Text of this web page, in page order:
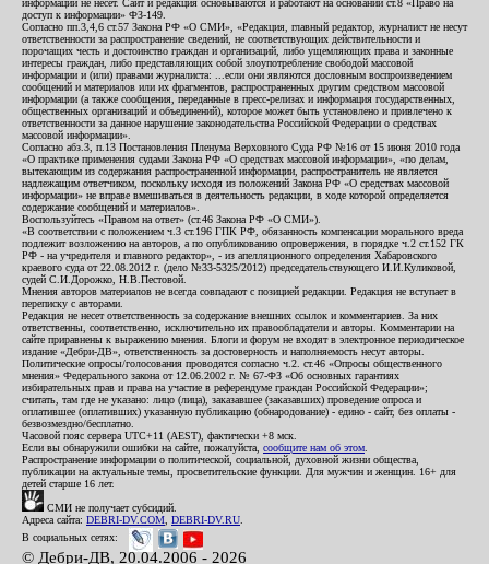
информации не несет. Сайт и редакция основываются и работают на основании ст.8 «Право на
доступ к информации» ФЗ-149.
Согласно пп.3,4,6 ст.57 Закона РФ «О СМИ», «Редакция, главный редактор, журналист не несут
ответственности за распространение сведений, не соответствующих действительности и
порочащих честь и достоинство граждан и организаций, либо ущемляющих права и законные
интересы граждан, либо представляющих собой злоупотребление свободой массовой
информации и (или) правами журналиста: ...если они являются дословным воспроизведением
сообщений и материалов или их фрагментов, распространенных другим средством массовой
информации (а также сообщения, переданные в пресс-релизах и информация государственных,
общественных организаций и объединений), которое может быть установлено и привлечено к
ответственности за данное нарушение законодательства Российской Федерации о средствах
массовой информации».
Согласно абз.3, п.13 Постановления Пленума Верховного Суда РФ №16 от 15 июня 2010 года
«О практике применения судами Закона РФ «О средствах массовой информации», «по делам,
вытекающим из содержания распространенной информации, распространитель не является
надлежащим ответчиком, поскольку исходя из положений Закона РФ «О средствах массовой
информации» не вправе вмешиваться в деятельность редакции, в ходе которой определяется
содержание сообщений и материалов».
Воспользуйтесь «Правом на ответ» (ст.46 Закона РФ «О СМИ»).
«В соответствии с положением ч.3 ст.196 ГПК РФ, обязанность компенсации морального вреда
подлежит возложению на авторов, а по опубликованию опровержения, в порядке ч.2 ст.152 ГК
РФ - на учредителя и главного редактор», - из апелляционного определения Хабаровского
краевого суда от 22.08.2012 г. (дело №33-5325/2012) председательствующего И.И.Куликовой,
судей С.И.Дорожко, Н.В.Пестовой.
Мнения авторов материалов не всегда совпадают с позицией редакции. Редакция не вступает в
переписку с авторами.
Редакция не несет ответственность за содержание внешних ссылок и комментариев. За них
ответственны, соответственно, исключительно их правообладатели и авторы. Комментарии на
сайте приравнены к выражению мнения. Блоги и форум не входят в электронное периодическое
издание «Дебри-ДВ», ответственность за достоверность и наполняемость несут авторы.
Политические опросы/голосования проводятся согласно ч.2. ст.46 «Опросы общественного
мнения» Федерального закона от 12.06.2002 г. № 67-ФЗ «Об основных гарантиях
избирательных прав и права на участие в референдуме граждан Российской Федерации»;
считать, там где не указано: лицо (лица), заказавшее (заказавших) проведение опроса и
оплатившее (оплативших) указанную публикацию (обнародование) - едино - сайт, без оплаты -
безвозмездно/бесплатно.
Часовой пояс сервера UTC+11 (AEST), фактически +8 мск.
Если вы обнаружили ошибки на сайте, пожалуйста, сообщите нам об этом
Распространение информации о политической, социальной, духовной жизни общества,
публикации на актуальные темы, просветительские функции. Для мужчин и женщин. 16+ для
детей старше 16 лет.
СМИ не получает субсидий.
Адреса сайта: DEBRI-DV.COM DEBRI-DV.RU
В социальных сетях:
© Дебри-ДВ, 20.04.2006 - 2026